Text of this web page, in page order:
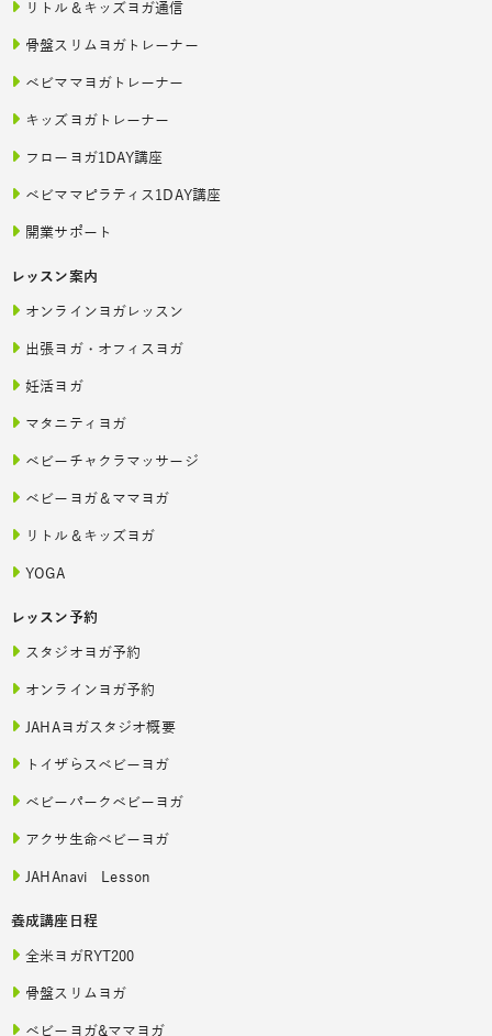
リトル＆キッズヨガ通信
骨盤スリムヨガトレーナー
ベビママヨガトレーナー
キッズヨガトレーナー
フローヨガ1DAY講座
ベビママピラティス1DAY講座
開業サポート
レッスン案内
オンラインヨガレッスン
出張ヨガ・オフィスヨガ
妊活ヨガ
マタニティヨガ
ベビーチャクラマッサージ
ベビーヨガ＆ママヨガ
リトル＆キッズヨガ
YOGA
レッスン予約
スタジオヨガ予約
オンラインヨガ予約
JAHAヨガスタジオ概要
トイザらスベビーヨガ
ベビーパークベビーヨガ
アクサ生命ベビーヨガ
JAHAnavi Lesson
養成講座日程
全米ヨガRYT200
骨盤スリムヨガ
ベビーヨガ&ママヨガ